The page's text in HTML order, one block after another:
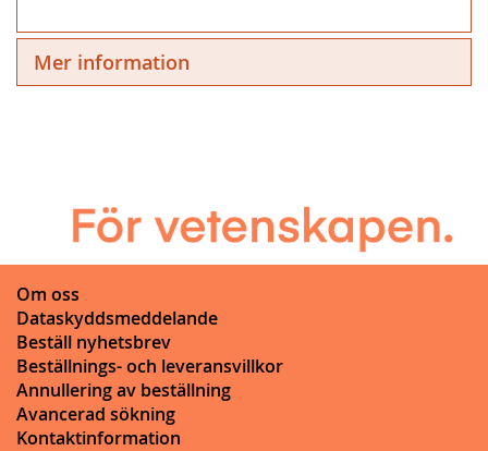
Mer information
Om oss
Dataskyddsmeddelande
Beställ nyhetsbrev
Beställnings- och leveransvillkor
Annullering av beställning
Avancerad sökning
Kontaktinformation